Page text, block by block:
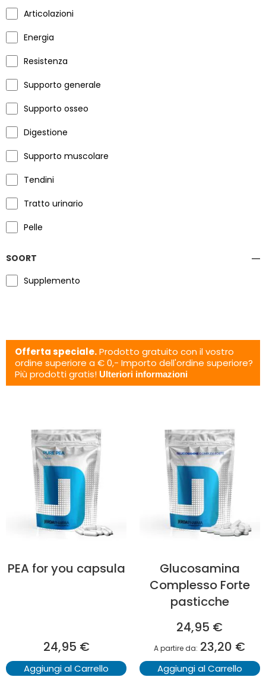
Offerta speciale.Prodotto gratuito con il vostro
ordine superiore a € 0,- Importo dell'ordine superiore?
Più prodotti gratis! Ulteriori informazioni
PEA for you capsula
24,95 €
Aggiungi al Carrello
Glucosamina
Complesso Forte
pasticche
24,95 €
A partire da 23,20 €
Aggiungi al Carrello
Articolazioni
Energia
Resistenza
Supporto generale
Supporto osseo
Digestione
Supporto muscolare
Tendini
Tratto urinario
Pelle
SOORT
Supplemento